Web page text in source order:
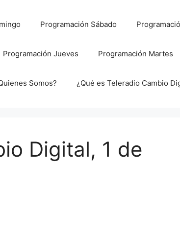
Programación Sábado
Programación Jueves Programación Martes
Somos? ¿Qué es Teleradio Cambio
Digital, 1 de